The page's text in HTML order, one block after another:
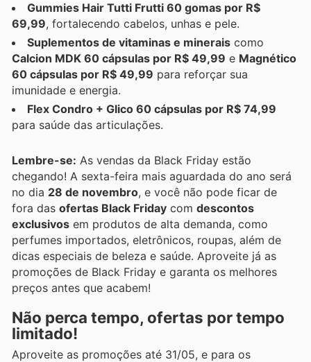
Gummies Hair Tutti Frutti 60 gomas por R$
69,99, fortalecendo cabelos, unhas e pele.
Suplementos de vitaminas e minerais como
Calcion MDK 60 cápsulas por R$ 49,99 e Magnético
60 cápsulas por R$ 49,99 para reforçar sua
imunidade e energia.
Flex Condro + Glico 60 cápsulas por R$ 74,99
para saúde das articulações.
Lembre-se: As vendas da Black Friday estão
chegando! A sexta-feira mais aguardada do ano será
no dia 28 de novembro, e você não pode ficar de
fora das ofertas Black Friday com descontos
exclusivos em produtos de alta demanda, como
perfumes importados, eletrônicos, roupas, além de
dicas especiais de beleza e saúde. Aproveite já as
promoções de Black Friday e garanta os melhores
preços antes que acabem!
Não perca tempo, ofertas por tempo
limitado!
Aproveite as promoções até 31/05, e para os